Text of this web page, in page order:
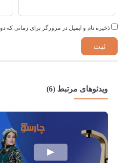
ذخیره نام و ایمیل در مرورگر برای زمانی که
ویدئوهای مرتبط (6)